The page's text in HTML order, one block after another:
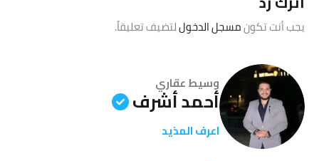
يجب أنت تكونمسجل الدخوللتضيف تعليقاً.
وسيط عقاري
أحمد أشرف
اعرف المذيد